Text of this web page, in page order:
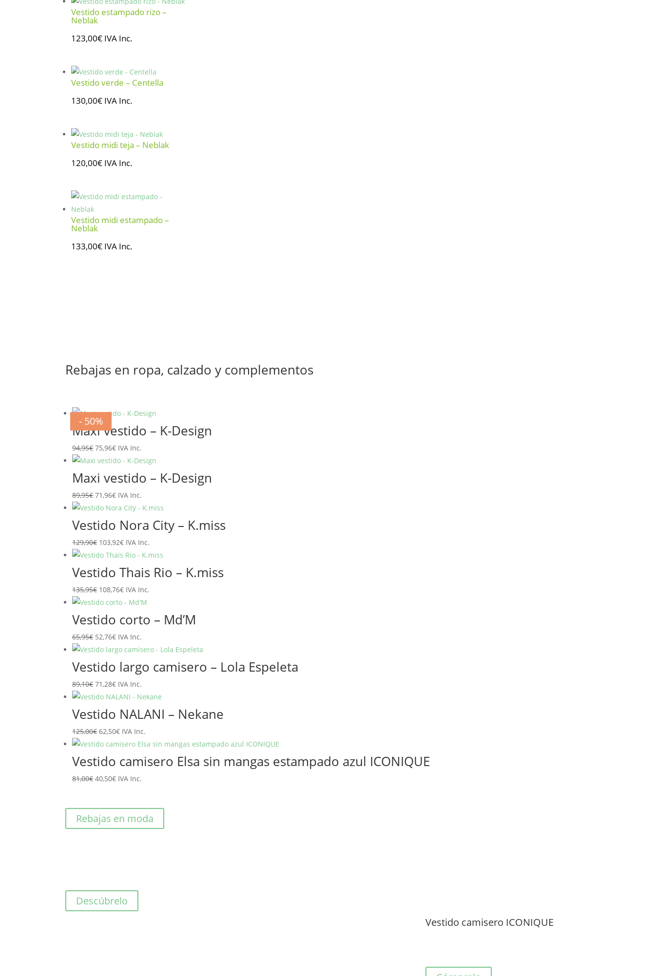
Vestido estampado rizo –
Neblak
123,00€ IVA Inc.
Vestido verde – Centella
130,00€ IVA Inc.
Vestido midi teja – Neblak
120,00€ IVA Inc.
Vestido midi estampado –
Neblak
133,00€ IVA Inc.
Rebajas en ropa, calzado y complementos
- 20%
Maxi vestido – K-Design
94,95€El
precio
original
era:
94,95€.
75,96€El
precio
actual
es:
75,96€.
IVA Inc.
- 20%
Maxi vestido – K-Design
89,95€El
precio
original
era:
89,95€.
71,96€El
precio
actual
es:
71,96€.
IVA Inc.
- 20%
Vestido Nora City – K.miss
129,90€ El
precio
original
era:
129,90€.
103,92€El
precio
actual
es:
103,92€.
IVA Inc.
- 20%
Vestido Thais Rio – K.miss
135,95€ El
precio
original
era:
135,95€.
108,76€El
precio
actual
es:
108,76€.
IVA Inc.
- 20%
Vestido corto – Md’M
65,95€ El
precio
original
era:
65,95€.
52,76€El
precio
actual
es:
52,76€.
IVA Inc.
- 20%
Vestido largo camisero – Lola Espeleta
89,10€El
precio
original
era:
89,10€.
71,28€El
precio
actual
es:
71,28€.
IVA Inc.
- 50%
Vestido NALANI – Nekane
125,00€El
precio
original
era:
125,00€.
62,50€El
precio
es:
62,50€.
IVA Inc.
- 50%
Vestido camisero Elsa sin mangas estampado azul ICONIQUE
81,00€El
era:
81,00€.
40,50€El
es:
40,50€.
IVA Inc.
Rebajas en moda
Descúbrelo
Vestido camisero ICONIQUE